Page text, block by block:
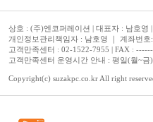
상호 : (주)엔코퍼레이션 | 대표자 : 남호영
개인정보관리책임자 : 남호영 ｜ 계좌번
고객만족센터 : 02-1522-7955 | FAX :
고객만족센터 운영시간 안내 : 평일(월~
Copyright(c) suzakpc.co.kr All right